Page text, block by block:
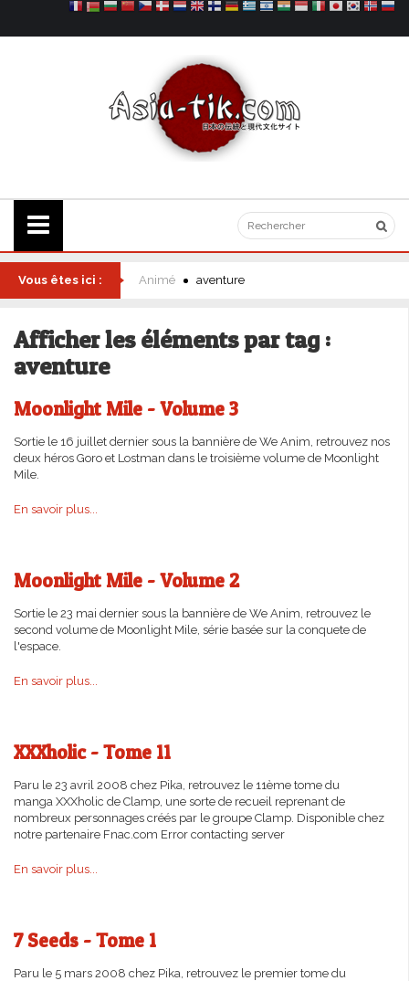
Vous êtes ici : Animé aventure
Afficher les éléments par tag :
aventure
Moonlight Mile - Volume 3
Sortie le 16 juillet dernier sous la bannière de We Anim, retrouvez nos
deux héros Goro et Lostman dans le troisième volume de Moonlight
Mile.
En savoir plus...
Moonlight Mile - Volume 2
Sortie le 23 mai dernier sous la bannière de We Anim, retrouvez le
second volume de Moonlight Mile, série basée sur la conquete de
l'espace.
En savoir plus...
XXXholic - Tome 11
Paru le 23 avril 2008 chez Pika, retrouvez le 11ème tome du
manga XXXholic de Clamp, une sorte de recueil reprenant de
nombreux personnages créés par le groupe Clamp. Disponible chez
notre partenaire Fnac.com Error contacting server
En savoir plus...
7 Seeds - Tome 1
Paru le 5 mars 2008 chez Pika, retrouvez le premier tome du